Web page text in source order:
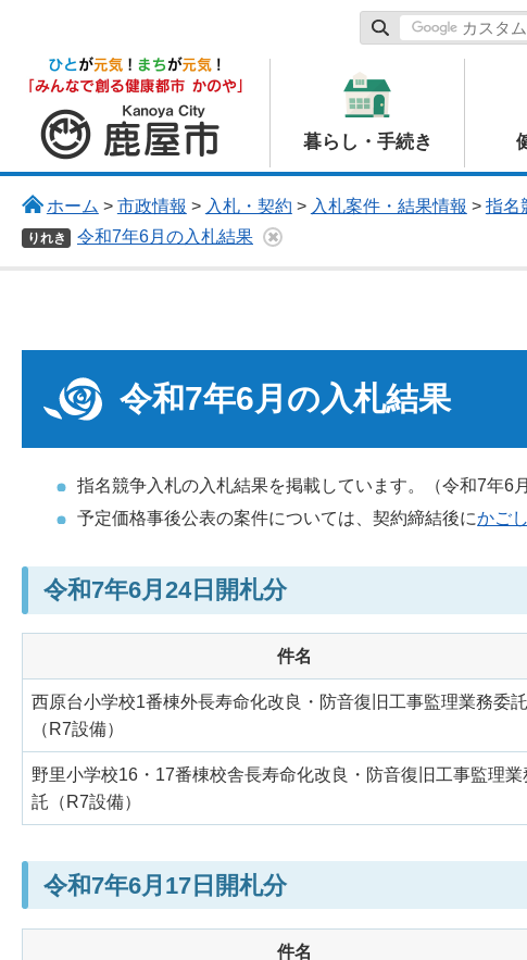
鹿屋市
暮らし・手続き
ホーム > 市政情報 > 入札・契約 > 入札案件・結果情報 > 指名
りれき 令和7年6月の入札結果
令和7年6月の入札結果
指名競争入札の入札結果を掲載しています。（令和7年6
予定価格事後公表の案件については、契約締結後にかご
令和7年6月24日開札分
件名
西原台小学校1番棟外長寿命化改良・防音復旧工事監理業務委託
（R7設備）
野里小学校16・17番棟校舎長寿命化改良・防音復旧工事監理業
託（R7設備）
令和7年6月17日開札分
件名